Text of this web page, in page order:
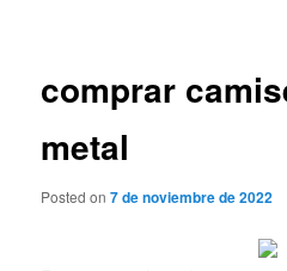
comprar
metal
Posted on7 de noviembre de 2022